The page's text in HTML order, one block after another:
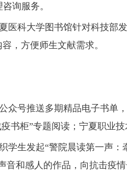
询服务。
科大学图书馆针对科技部
，方便师生文献需求。
众号推送多期精品电子书单
书柜”专题阅读；宁夏职业
学生发起“警院晨读第一声
和感人的作品，向抗击疫情